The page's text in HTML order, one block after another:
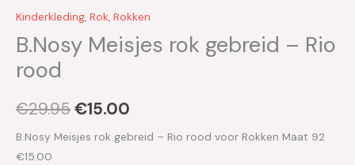
Kinderkleding, Rok, Rokken
B.Nosy Meisjes rok gebreid – Rio
rood
€29.95€15.00
B.Nosy Meisjes rok gebreid – Rio rood voor Rokken Maat 92
€15.00